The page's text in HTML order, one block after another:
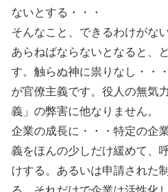
ないとする・・・
そんなこと、できるわけがな
あらねばならないとなると、
す。触らぬ神に祟りなし・・
が官僚主義です。役人の無気
義」の弊害に他なりません。
企業の成長に・・・特定の企
義をほんの少しだけ緩めて、
けする。あるいは申請された